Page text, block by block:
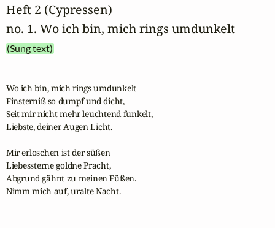
Heft 2 (Cypressen)
no. 1. Wo ich bin, mich rings umdunkelt
(Sung text)
Wo ich bin, mich rings umdunkelt
Finsterniß so dumpf und dicht,
Seit mir nicht mehr leuchtend funkelt,
Liebste, deiner Augen Licht.
Mir erloschen ist der süßen
Liebessterne goldne Pracht,
Abgrund gähnt zu meinen Füßen.
Nimm mich auf, uralte Nacht.